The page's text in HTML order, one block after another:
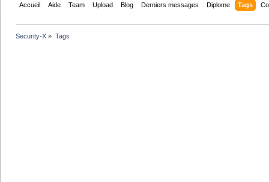
Accueil Aide Team Upload Blog Derniers messages Diplome Tags
Security-X » Tags